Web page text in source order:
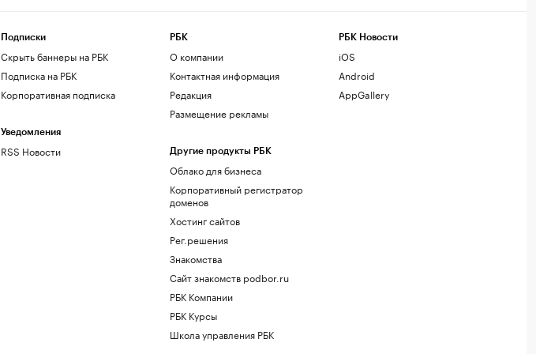
Подписки
Скрыть баннеры на РБК
Подписка на РБК
Корпоративная подписка
Уведомления
RSS Новости
РБК
О компании
Контактная информация
Редакция
Размещение рекламы
Другие продукты РБК
Облако для бизнеса
Корпоративный регистратор
доменов
Хостинг сайтов
Рег.решения
Знакомства
Сайт знакомств podbor.ru
РБК Компании
РБК Курсы
Школа управления РБК
РБК Новости
iOS
Android
AppGallery